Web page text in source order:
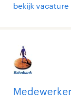
bekijk vacature